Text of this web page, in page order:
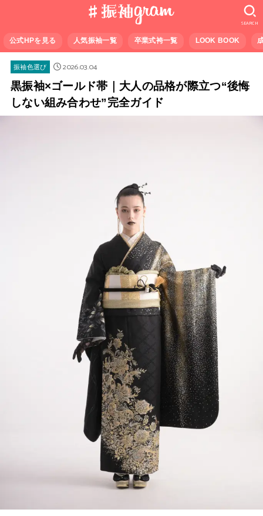
公式HPを見る 人気振袖一覧 卒業式袴一覧 LOOK BOOK
SEARCH
振袖色選び
2026.03.04
黒振袖×ゴールド帯｜大人の品格が際立つ“後悔
しない組み合わせ”完全ガイド